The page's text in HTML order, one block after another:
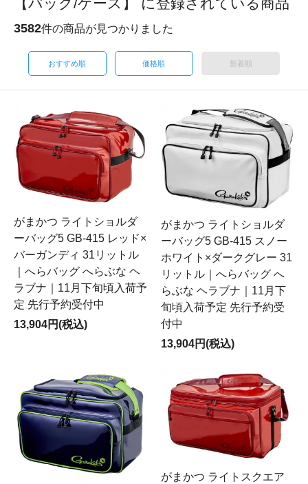
【バッグ/ケース】 に登録されている商品
3582件の商品が見つかりました
おすすめ順 価格順 新着順
がまかつ ライトショルダ
ーバッグ5 GB-415 レッド×
バーガンディ 31リットル
｜へらバッグ へらぶな ヘ
ラブナ｜11月下旬頃入荷予
定 先行予約受付中
13,904円(税込)
がまかつ ライトショルダ
ーバッグ5 GB-415 スノー
ホワイト×ダークグレー 31
リットル｜へらバッグ へ
らぶな ヘラブナ｜11月下
旬頃入荷予定 先行予約受
付中
13,904円(税込)
がまかつ ライトスクエア